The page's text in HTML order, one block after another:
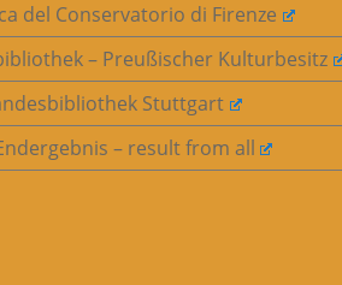
del Conservatorio di Firenze
– Preußischer Kulturbesitz
Stuttgart
– result from all